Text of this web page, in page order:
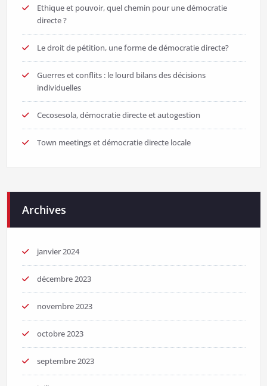
Ethique et pouvoir, quel chemin pour une démocratie
directe ?
Le droit de pétition, une forme de démocratie directe?
Guerres et conflits : le lourd bilans des décisions
individuelles
Cecosesola, démocratie directe et autogestion
Town meetings et démocratie directe locale
Archives
janvier 2024
décembre 2023
novembre 2023
octobre 2023
septembre 2023